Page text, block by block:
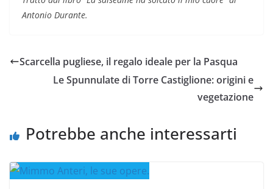
Antonio Durante.
Scarcella pugliese, il regalo ideale per la Pasqua
Le Spunnulate di Torre Castiglione: origini e
vegetazione
Potrebbe anche interessarti